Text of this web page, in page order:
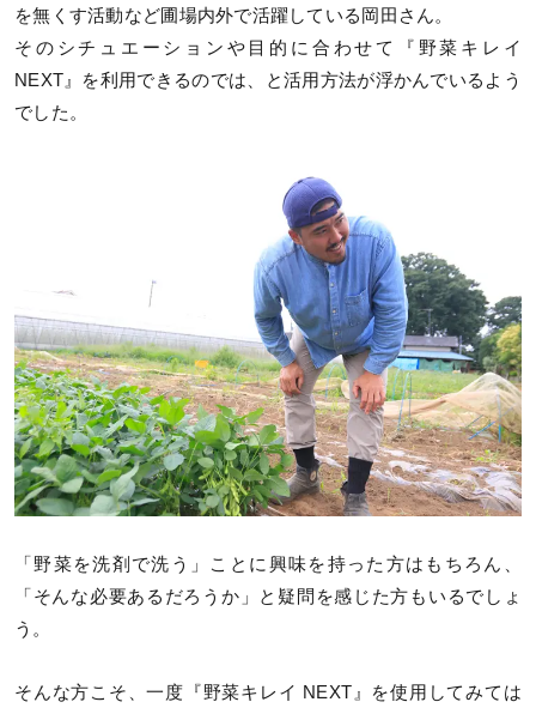
を無くす活動など圃場内外で活躍している岡田さん。
そのシチュエーションや目的に合わせて『野菜キレイ
NEXT』を利用できるのでは、と活用方法が浮かんでいるよう
でした。
「野菜を洗剤で洗う」ことに興味を持った方はもちろん、
「そんな必要あるだろうか」と疑問を感じた方もいるでしょ
う。
そんな方こそ、一度『野菜キレイ NEXT』を使用してみては